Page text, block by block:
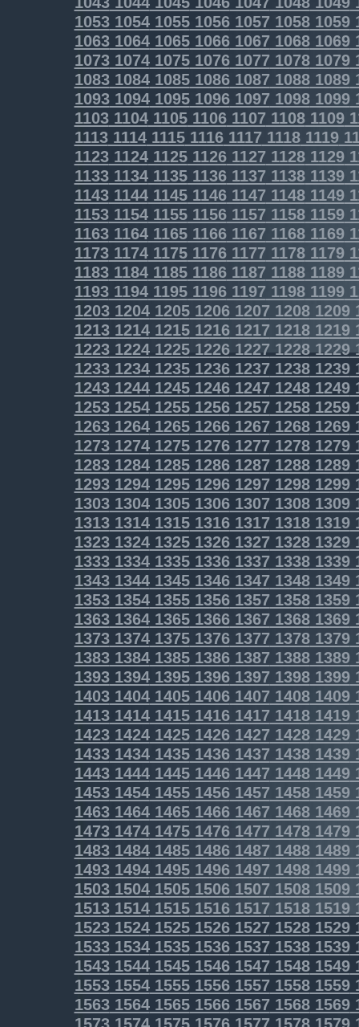
1053105410551056105710581059
1063106410651066106710681069
1073107410751076107710781079
1083108410851086108710881089
1093109410951096109710981099
1103110411051106110711081109
1113111411151116111711181119
11231124112511261127 11281129
11331134113511361137 11381139
11431144114511461147 11481149
11531154115511561157 11581159
11631164116511661167 11681169
11731174117511761177 11781179
11831184118511861187 11881189
11931194119511961197 11981199
12031204120512061207 12081209
12131214121512161217 12181219
1223122412251226122712281229
1233123412351236123712381239
1243124412451246124712481249
1253125412551256125712581259
1263126412651266126712681269
1273127412751276127712781279
1283128412851286128712881289
1293129412951296129712981299
1303130413051306130713081309
1313131413151316131713181319
1323132413251326132713281329
1333133413351336133713381339
1343134413451346134713481349
1353135413551356135713581359
1363136413651366136713681369
1373137413751376137713781379
1383138413851386138713881389
1393139413951396139713981399
14031404140514061407 14081409
14131414141514161417 14181419
1423142414251426142714281429
14331434143514361437 14381439
14431444144514461447 14481449
14531454145514561457 14581459
14631464146514661467 14681469
14731474147514761477 14781479
14831484148514861487 14881489
14931494149514961497 14981499
15031504150515061507 15081509
15131514151515161517 15181519
1523152415251526152715281529
1533153415351536153715381539
1543154415451546154715481549
1553155415551556155715581559
1563156415651566156715681569